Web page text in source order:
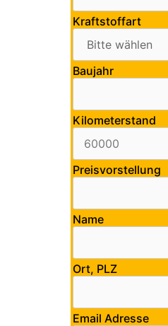
Kraftstoffart
Baujahr
Kilometerstand
Preisvorstellung
Name
Ort, PLZ
Email Adresse